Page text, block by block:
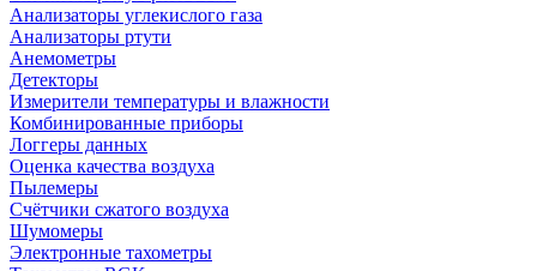
Анализаторы углекислого газа
Анализаторы ртути
Анемометры
Детекторы
Измерители температуры и влажности
Комбинированные приборы
Логгеры данных
Оценка качества воздуха
Пылемеры
Счётчики сжатого воздуха
Шумомеры
Электронные тахометры